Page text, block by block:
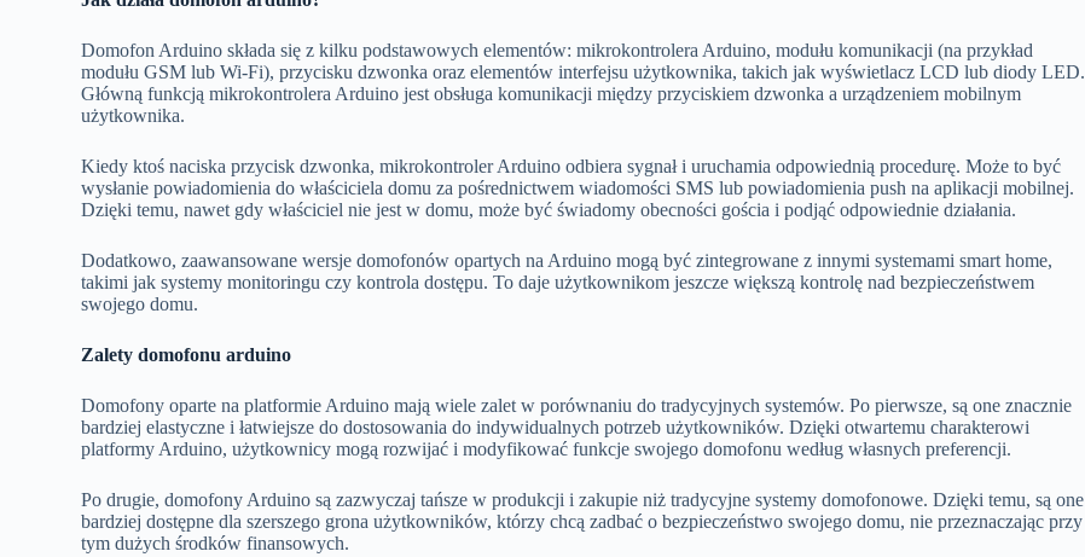
Domofon Arduino składa się z kilku podstawowych elementów: mikrokontrolera Arduino, modułu komunikacji (na przykład
modułu GSM lub Wi-Fi), przycisku dzwonka oraz elementów interfejsu użytkownika, takich jak wyświetlacz LCD lub diody LED.
Główną funkcją mikrokontrolera Arduino jest obsługa komunikacji między przyciskiem dzwonka a urządzeniem mobilnym
użytkownika.
Kiedy ktoś naciska przycisk dzwonka, mikrokontroler Arduino odbiera sygnał i uruchamia odpowiednią procedurę. Może to być
wysłanie powiadomienia do właściciela domu za pośrednictwem wiadomości SMS lub powiadomienia push na aplikacji mobilnej.
Dzięki temu, nawet gdy właściciel nie jest w domu, może być świadomy obecności gościa i podjąć odpowiednie działania.
Dodatkowo, zaawansowane wersje domofonów opartych na Arduino mogą być zintegrowane z innymi systemami smart home,
takimi jak systemy monitoringu czy kontrola dostępu. To daje użytkownikom jeszcze większą kontrolę nad bezpieczeństwem
swojego domu.
Zalety domofonu arduino
Domofony oparte na platformie Arduino mają wiele zalet w porównaniu do tradycyjnych systemów. Po pierwsze, są one znacznie
bardziej elastyczne i łatwiejsze do dostosowania do indywidualnych potrzeb użytkowników. Dzięki otwartemu charakterowi
platformy Arduino, użytkownicy mogą rozwijać i modyfikować funkcje swojego domofonu według własnych preferencji.
Po drugie, domofony Arduino są zazwyczaj tańsze w produkcji i zakupie niż tradycyjne systemy domofonowe. Dzięki temu, są one
bardziej dostępne dla szerszego grona użytkowników, którzy chcą zadbać o bezpieczeństwo swojego domu, nie przeznaczając przy
tym dużych środków finansowych.